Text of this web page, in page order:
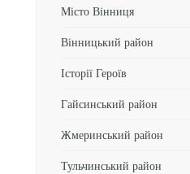
Місто Вінниця
Вінницький район
Історії Героїв
Гайсинський район
Жмеринський район
Тульчинський район